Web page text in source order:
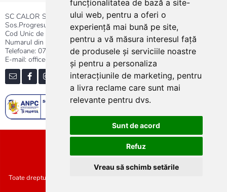
funcționalitatea de bază a site-
ului web, pentru a oferi o
experiență mai bună pe site,
pentru a vă măsura interesul față
de produsele și serviciile noastre
și pentru a personaliza
interacțiunile de marketing, pentru
a livra reclame care sunt mai
relevante pentru dvs.
Sunt de acord
Refuz
Vreau să schimb setările
SC CALOR SRL
Sos.Progresului nr.30-40, Sector 5, Bucuresti
Cod Unic de Inregistrare: RO 3004724
Numarul din Registrul Comertului:J40/13176/1991
Telefoane: 0737.23.44.44|021.411.44.44
E-mail: office@calor.ro
Toate drepturile rezervate SC Calor SRL :: Copyright 2021 :: Realizat de